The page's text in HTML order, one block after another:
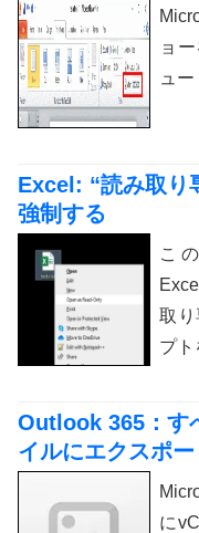
ョ
ュ
Excel: “読み取り
強制する
こ
取
プト
Outlook 365：す
イルにエクスポ
に